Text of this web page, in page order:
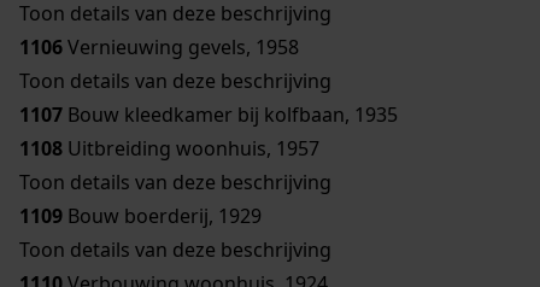
Toon details van deze beschrijving
1106Vernieuwing gevels, 1958
Toon details van deze beschrijving
1107 Bouw kleedkamer bij kolfbaan, 1935
1108 Uitbreiding woonhuis, 1957
Toon details van deze beschrijving
1109 Bouw boerderij, 1929
Toon details van deze beschrijving